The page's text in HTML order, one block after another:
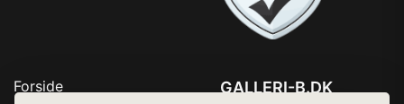
Forside
GALLERI-B.DK